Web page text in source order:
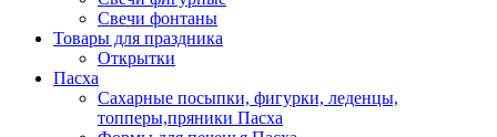
Свечи фонтаны
Товары для праздника
Открытки
Пасха
Сахарные посыпки, фигурки, леденцы,
топперы,пряники Пасха